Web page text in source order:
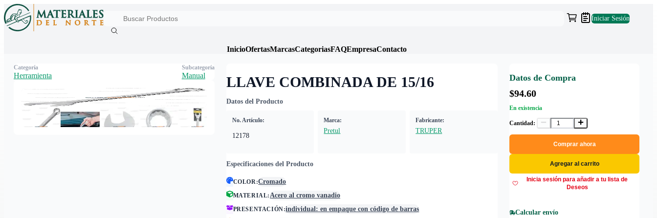
Iniciar Sesión
InicioOfertasMarcasCategoriasFAQEmpresaContacto
LLAVE COMBINADA DE 15/16
Datos del Producto
No. Artículo:
12178
Marca:
Pretul
Fabricante:
TRUPER
Especificaciones del Producto
COLOR:Cromado
MATERIAL:Acero al cromo vanadio
PRESENTACIÓN:individual: en empaque con código de barras
Datos de Compra
$94.60
En existencia
Cantidad:
Comprar ahora
Agregar al carrito
Inicia sesión para añadir a tu lista de
Deseos
Calcular envío
Categoría
Herramienta
Subcategoría
Manual